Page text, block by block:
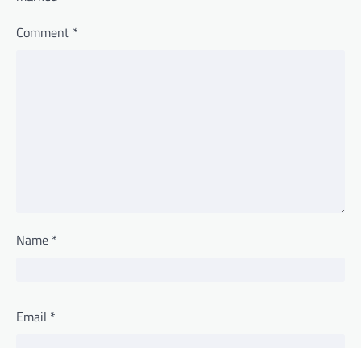
Comment *
Name *
Email *